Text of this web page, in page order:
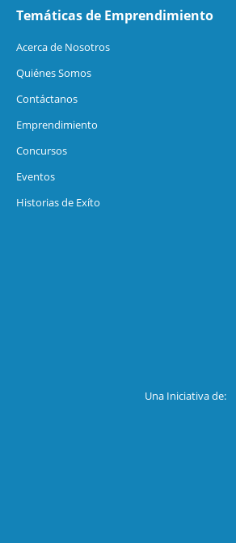
Temáticas de Emprendimiento
Acerca de Nosotros
Quiénes Somos
Contáctanos
Emprendimiento
Concursos
Eventos
Historias de Exíto
Una Iniciativa de: